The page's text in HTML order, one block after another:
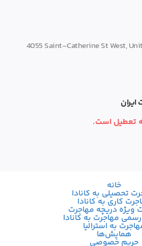
4055‌ Saint-Catherine St West,
تعطیل است.
خانه
تحصیلی به کانادا
کاری به کانادا
ویژه دریچه مهاجرت
مهاجرت به کانادا
به استرالیا
همایش‌ها
حریم خصوصی